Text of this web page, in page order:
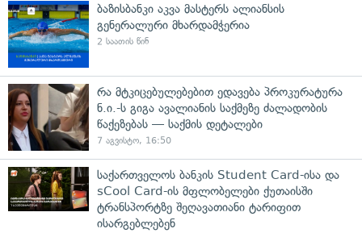
ბაზისბანკი აკვა მასტერს ალიანსის
გენერალური მხარდამჭერია
2 საათის წინ
რა მტკიცებულებებით ედავება პროკურატურა
ნ.ი.-ს გიგა ავალიანის საქმეზე ძალადობის
წაქეზებას — საქმის დეტალები
7 აგვისტო, 16:50
საქართველოს ბანკის Student Card-ისა და
sCool Card-ის მფლობელები ქუთაისში
ტრანსპორტზე შეღავათიანი ტარიფით
ისარგებლებენ